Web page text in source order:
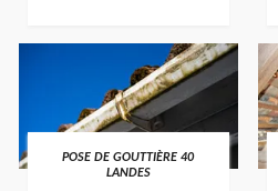
POSE DE GOUTTIÈRE 40
LANDES